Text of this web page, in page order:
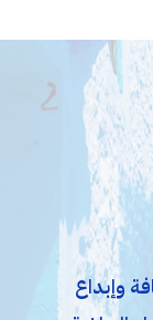
وإبداع